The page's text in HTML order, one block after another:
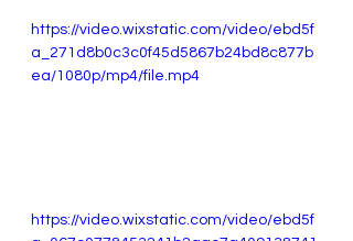
https://video.wixstatic.com/video/ebd5f
a_271d8b0c3c0f45d5867b24bd8c877b
ea/1080p/mp4/file.mp4
https://video.wixstatic.com/video/ebd5f